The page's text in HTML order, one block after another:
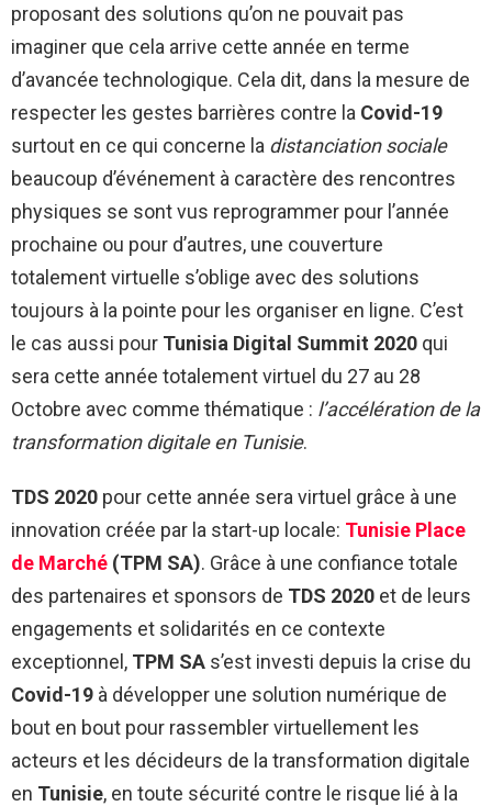
proposant des solutions qu’on ne pouvait pas
imaginer que cela arrive cette année en terme
d’avancée technologique. Cela dit, dans la mesure de
respecter les gestes barrières contre la Covid-19
surtout en ce qui concerne la distanciation sociale
beaucoup d’événement à caractère des rencontres
physiques se sont vus reprogrammer pour l’année
prochaine ou pour d’autres, une couverture
totalement virtuelle s’oblige avec des solutions
toujours à la pointe pour les organiser en ligne. C’est
le cas aussi pour Tunisia Digital Summit 2020 qui
sera cette année totalement virtuel du 27 au 28
Octobre avec comme thématique : l’accélération de la
transformation digitale en Tunisie.
TDS 2020 pour cette année sera virtuel grâce à une
innovation créée par la start-up locale: Tunisie Place
de Marché (TPM SA). Grâce à une confiance totale
des partenaires et sponsors de TDS 2020 et de leurs
engagements et solidarités en ce contexte
exceptionnel, TPM SA s’est investi depuis la crise du
Covid-19 à développer une solution numérique de
bout en bout pour rassembler virtuellement les
acteurs et les décideurs de la transformation digitale
en Tunisie, en toute sécurité contre le risque lié à la